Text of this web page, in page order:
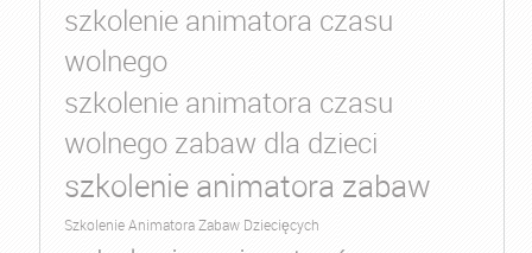
szkolenie animatora czasu
wolnego
szkolenie animatora czasu
wolnego zabaw dla dzieci
szkolenie animatora zabaw
Szkolenie Animatora Zabaw Dziecięcych